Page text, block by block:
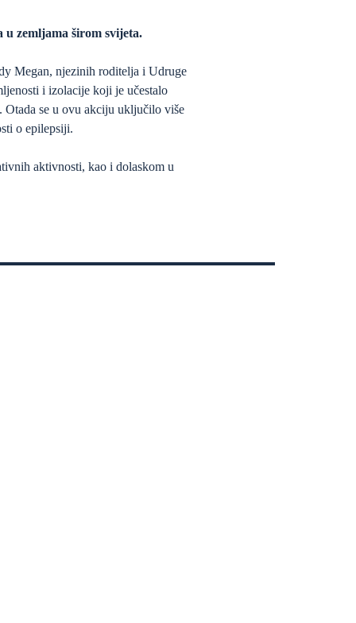
u zemljama širom svijeta.
Megan, njezinih roditelja i Udruge
i izolacije koji je učestalo
Otada se u ovu akciju uključilo više
o epilepsiji.
aktivnosti, kao i dolaskom u